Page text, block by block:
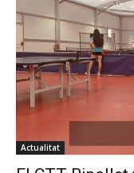
Actualitat